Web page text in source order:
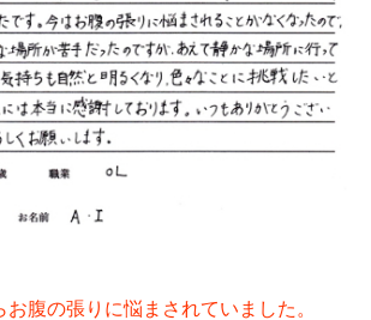
腹の張りに悩まされていました。